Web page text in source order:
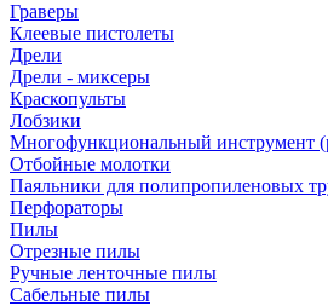
Граверы
Клеевые пистолеты
Дрели
Дрели - миксеры
Краскопульты
Лобзики
Многофункциональный инструмент
Отбойные молотки
Паяльники для полипропиленовых
Перфораторы
Пилы
Отрезные пилы
Ручные ленточные пилы
Сабельные пилы